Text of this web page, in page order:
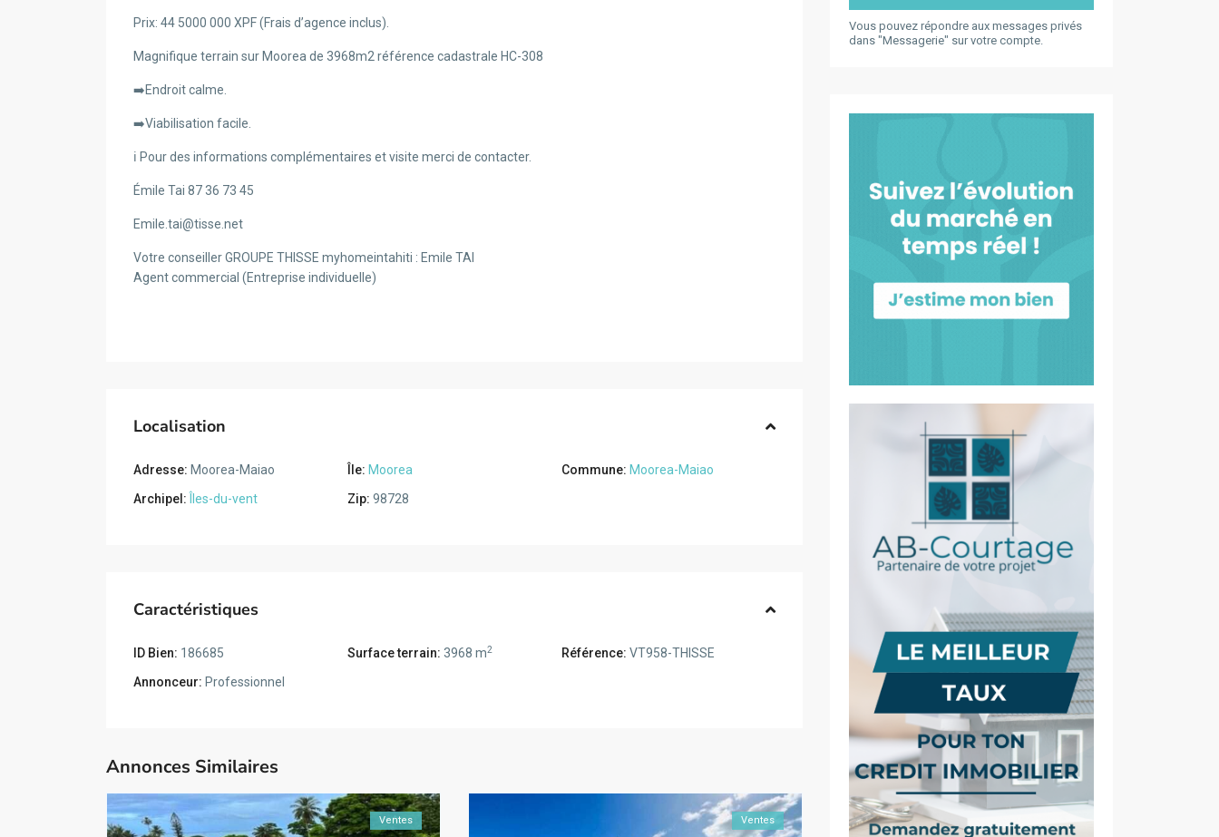
Prix: 44 5000 000 XPF (Frais d’agence inclus).
Magnifique terrain sur Moorea de 3968m2 référence cadastrale HC-308
➡️Endroit calme.
➡️Viabilisation facile.
ℹ️ Pour des informations complémentaires et visite merci de contacter.
Émile Tai 87 36 73 45
Emile.tai@tisse.net
Votre conseiller GROUPE THISSE myhomeintahiti : Emile TAI
Agent commercial (Entreprise individuelle)
Localisation
Adresse: Moorea-Maiao Île: Moorea Commune: Moorea-Maiao
Archipel:
Îles-du-vent Zip: 98728
Caractéristiques
ID Bien: 186685 Surface terrain: 3968 m2 Référence: VT958-THISSE
Annonceur: Professionnel
Annonces Similaires
Ventes Ventes
Vous pouvez répondre aux messages privés
dans "Messagerie" sur votre compte.